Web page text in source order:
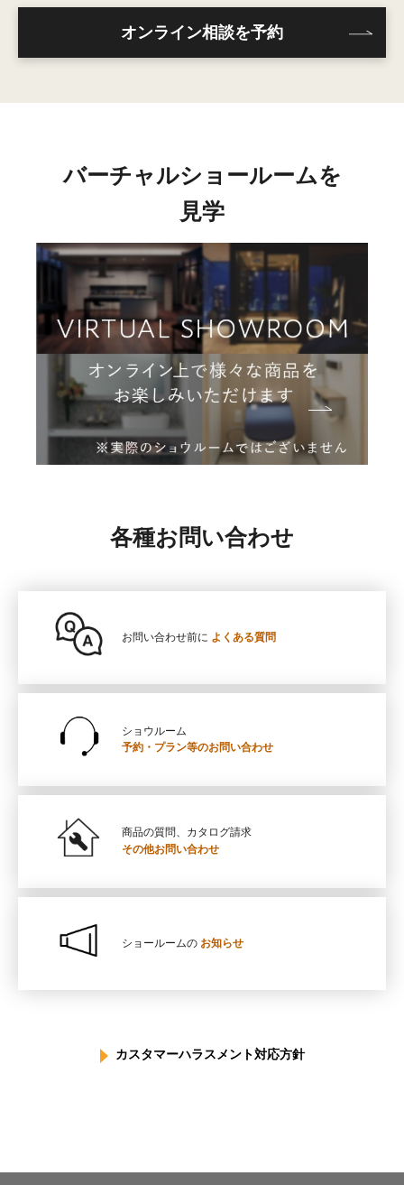
オンライン相談を予約
バーチャルショールームを
見学
各種お問い合わせ
お問い合わせ前に よくある質問
ショウルーム
予約・プラン等のお問い合わせ
商品の質問、カタログ請求
その他お問い合わせ
ショールームの お知らせ
カスタマーハラスメント対応方針